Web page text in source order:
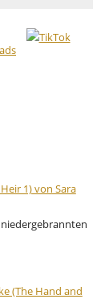
1) von Sara
(The Hand and